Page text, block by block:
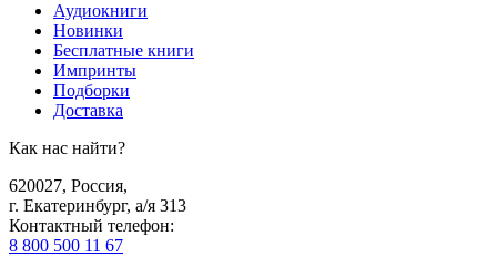
Аудиокниги
Новинки
Бесплатные книги
Импринты
Подборки
Доставка
Как нас найти?
620027, Россия,
г. Екатеринбург, а/я 313
Контактный телефон:
8 800 500 11 67